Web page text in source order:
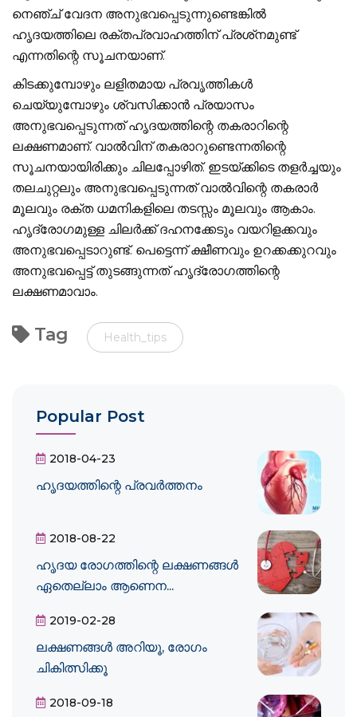
നെഞ്ച് വേദന അനുഭവപ്പെടുന്നുണ്ടെങ്കില്‍
ഹൃദയത്തിലെ രക്തപ്രവാഹത്തിന് പ്രശ്‌നമുണ്ട്
എന്നതിന്റെ സൂചനയാണ്.
കിടക്കുമ്പോഴും ലളിതമായ പ്രവൃത്തികള്‍
ചെയ്യുമ്പോഴും ശ്വസിക്കാന്‍ പ്രയാസം
അനുഭവപ്പെടുന്നത് ഹൃദയത്തിന്റെ തകരാറിന്റെ
ലക്ഷണമാണ്. വാല്‍വിന് തകരാറുണ്ടെന്നതിന്റെ
സൂചനയായിരിക്കും ചിലപ്പോഴിത്. ഇടയ്ക്കിടെ തളര്‍ച്ചയും
തലചുറ്റലും അനുഭവപ്പെടുന്നത് വാല്‍വിന്റെ തകരാര്‍
മൂലവും രക്ത ധമനികളിലെ തടസ്സം മൂലവും ആകാം.
ഹൃദ്രോഗമുള്ള ചിലര്‍ക്ക് ദഹനക്കേടും വയറിളക്കവും
അനുഭവപ്പെടാറുണ്ട്. പെട്ടെന്ന് ക്ഷീണവും ഉറക്കക്കുറവും
അനുഭവപ്പെട്ട് തുടങ്ങുന്നത് ഹൃദ്രോഗത്തിന്റെ
ലക്ഷണമാവാം.
Tag Health_tips
Popular Post
2018-04-23
ഹൃദയത്തിന്റെ പ്രവർത്തനം
2018-08-22
ഹൃദയ രോഗത്തിന്റെ ലക്ഷണങ്ങൾ
ഏതെല്ലാം ആണെന...
2019-02-28
ലക്ഷണങ്ങള്‍ അറിയൂ, രോഗം
ചികിത്സിക്കൂ
2018-09-18